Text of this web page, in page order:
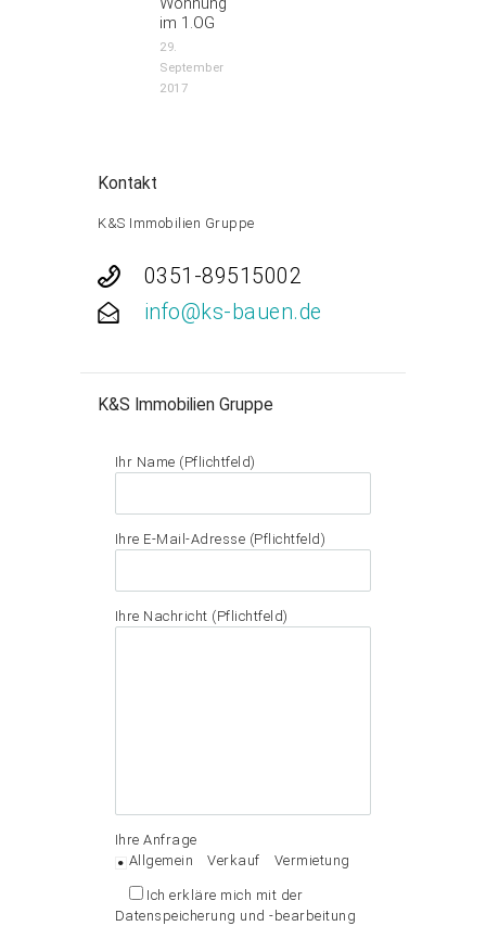
im 1.OG
29.
September
2017
Kontakt
K&S Immobilien Gruppe
0351-89515002
info@ks-bauen.de
K&S Immobilien Gruppe
Ihr Name (Pflichtfeld)
Ihre E-Mail-Adresse (Pflichtfeld)
Ihre Nachricht (Pflichtfeld)
Ihre Anfrage
Allgemein
Verkauf Vermietung
Ich erkläre mich mit der
Datenspeicherung und -bearbeitung